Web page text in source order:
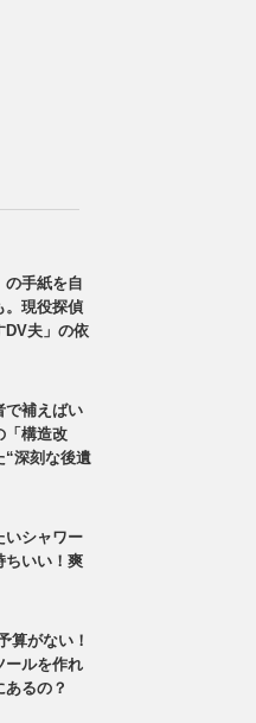
の手紙を自
。現役探偵
DV夫」の依
で補えばい
「構造改
“深刻な後遺
いシャワー
ちいい！爽
算がない！
ールを作れ
るの？